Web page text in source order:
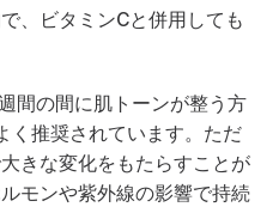
、ビタミンCと併用しても
間の間に肌トーンが整う方
く推奨されています。ただ
きな変化をもたらすことが
モンや紫外線の影響で持続